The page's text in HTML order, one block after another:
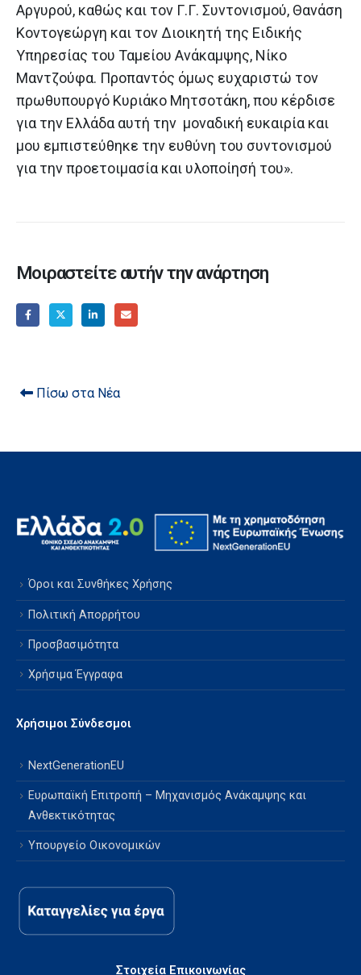
Αργυρού, καθώς και τον Γ.Γ. Συντονισμού, Θανάση
Κοντογεώργη και τον Διοικητή της Ειδικής
Υπηρεσίας του Ταμείου Ανάκαμψης, Νίκο
Μαντζούφα. Προπαντός όμως ευχαριστώ τον
πρωθυπουργό Κυριάκο Μητσοτάκη, που κέρδισε
για την Ελλάδα αυτή την μοναδική ευκαιρία και
μου εμπιστεύθηκε την ευθύνη του συντονισμού
για την προετοιμασία και υλοποίησή του».
Μοιραστείτε αυτήν την ανάρτηση
Πίσω στα Νέα
Όροι και Συνθήκες Χρήσης
Πολιτική Απορρήτου
Προσβασιμότητα
Χρήσιμα Έγγραφα
Χρήσιμοι Σύνδεσμοι
NextGenerationEU
Ευρωπαϊκή Επιτροπή – Μηχανισμός Ανάκαμψης και
Ανθεκτικότητας
Υπουργείο Οικονομικών
Στοιχεία Επικοινωνίας